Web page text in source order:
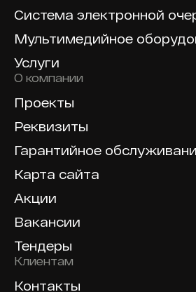
Система электронной
Мультимедийное
Услуги
О компании
Проекты
Реквизиты
Гарантийное
Карта сайта
Акции
Вакансии
Тендеры
Клиентам
Контакты